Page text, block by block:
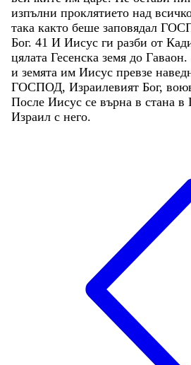
изпълни проклятието над
така както беше заповядал
Бог. 41 И Иисус ги разби от
цялата Гесенска земя до Гаваон.
и земята им Иисус превзе
ГОСПОД, Израилевият Бог,
После Иисус се върна в стана в
Израил с него.